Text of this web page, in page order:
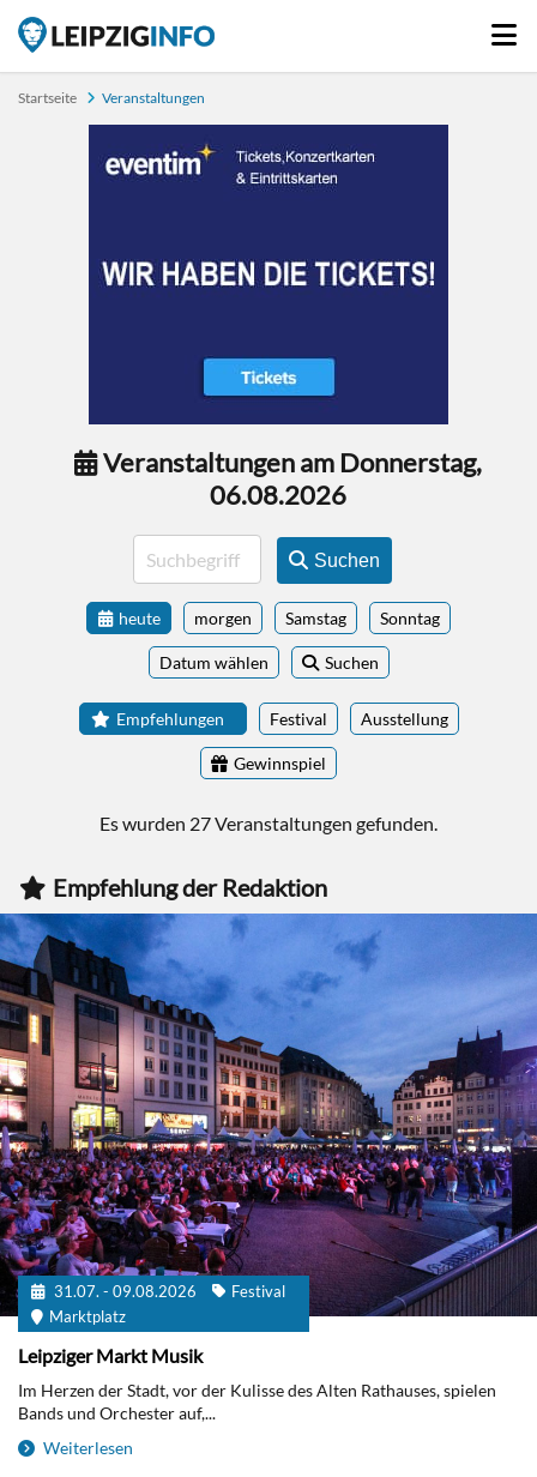
Startseite Veranstaltungen
Veranstaltungen am Donnerstag,
06.08.2026
Suchen
heute morgen Samstag Sonntag
Datum wählen Suchen
Empfehlungen Festival Ausstellung
Gewinnspiel
Es wurden 27 Veranstaltungen gefunden.
Empfehlung der Redaktion
31.07. - 09.08.2026
Festival
Marktplatz
Leipziger Markt Musik
Im Herzen der Stadt, vor der Kulisse des Alten Rathauses, spielen
Bands und Orchester auf,...
Weiterlesen